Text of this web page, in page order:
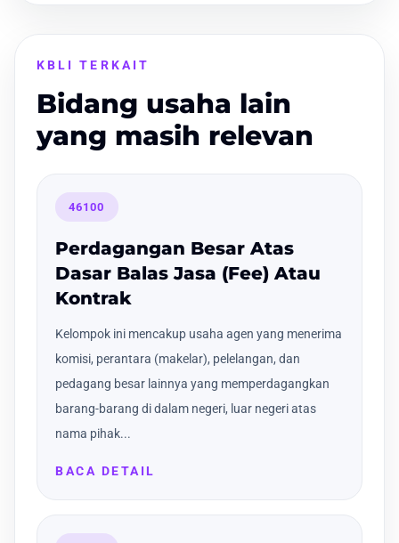
KBLI TERKAIT
Bidang usaha lain
yang masih relevan
46100
Perdagangan Besar Atas
Dasar Balas Jasa (Fee) Atau
Kontrak
Kelompok ini mencakup usaha agen yang menerima
komisi, perantara (makelar), pelelangan, dan
pedagang besar lainnya yang memperdagangkan
barang-barang di dalam negeri, luar negeri atas
nama pihak...
BACA DETAIL